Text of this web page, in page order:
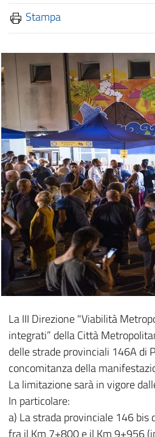
Stampa
La III Direzione "Viabilità
integrati” della Città
delle strade provinciali 146A di
concomitanza della
La limitazione sarà in vigore
In particolare:
a) La strada provinciale 146
fra il Km 7+800 e il Km 9+956